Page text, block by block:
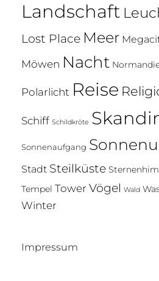
Landschaft
Lost Place Meer
Möwen Nacht
Polarlicht Reise
Schiff Schildkröte
Sonnenaufgang
Stadt Steilküste
Tempel Tower Vögel Wald
Winter
Impressum